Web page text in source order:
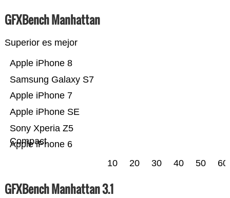
GFXBench Manhattan
Superior es mejor
Apple iPhone 6
Sony Xperia Z5
Compact
Apple iPhone SE
Apple iPhone 7
Samsung Galaxy S7
Apple iPhone 8
10 20 30 40 50 60
GFXBench Manhattan 3.1